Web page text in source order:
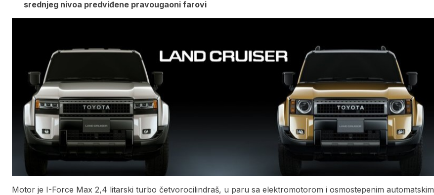
srednjeg nivoa predviđene pravougaoni farovi
Motor je I-Force Max 2,4 litarski turbo četvorocilindraš, u paru sa elektromotorom i osmostepenim automatskim